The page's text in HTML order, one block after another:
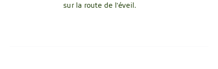
sur la route de l'éveil.